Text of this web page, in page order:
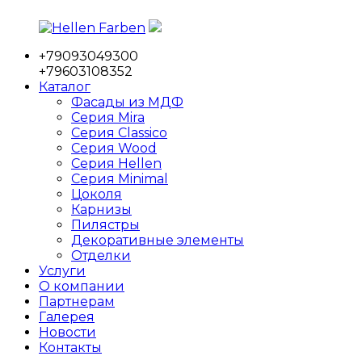
Перейти
содержимому
Hellen
Farben
Фабрика
мебельных
фасадов
+79093049300
+79603108352
Каталог
Фасады из МДФ
Серия Mira
Серия Classico
Серия Wood
Серия Hellen
Серия Minimal
Цоколя
Карнизы
Пилястры
Декоративные элементы
Отделки
Услуги
О компании
Партнерам
Галерея
Новости
Контакты